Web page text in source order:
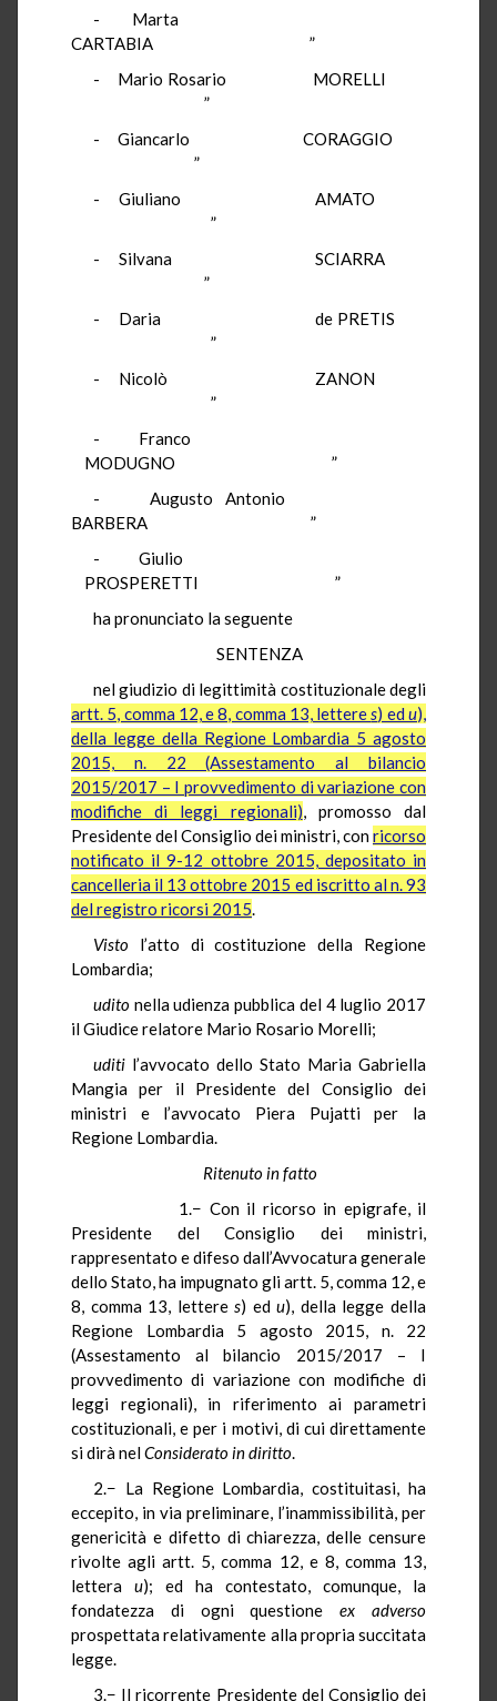
- Marta
CARTABIA ”
- Mario Rosario MORELLI
”
- Giancarlo CORAGGIO
”
- Giuliano AMATO
”
- Silvana SCIARRA
”
- Daria de PRETIS
”
- Nicolò ZANON
”
- Franco
MODUGNO ”
- Augusto Antonio
BARBERA ”
- Giulio
PROSPERETTI ”
ha pronunciato la seguente
SENTENZA
nel giudizio di legittimità costituzionale degli
artt. 5, comma 12, e 8, comma 13, letteres) edu),
della legge della Regione Lombardia 5 agosto
2015, n. 22 (Assestamento al bilancio
2015/2017 – I provvedimento di variazione con
modifiche di leggi regionali), promosso dal
Presidente del Consiglio dei ministri, conricorso
notificato il 9-12 ottobre 2015, depositato in
cancelleria il 13 ottobre 2015 ed iscritto al n. 93
del registro ricorsi 2015.
Visto l’atto di costituzione della Regione
Lombardia;
udito nella udienza pubblica del 4 luglio 2017
il Giudice relatore Mario Rosario Morelli;
uditi l’avvocato dello Stato Maria Gabriella
Mangia per il Presidente del Consiglio dei
ministri e l’avvocato Piera Pujatti per la
Regione Lombardia.
Ritenuto in fatto
1.− Con il ricorso in epigrafe, il
Presidente del Consiglio dei ministri,
rappresentato e difeso dall’Avvocatura generale
dello Stato, ha impugnato gli artt. 5, comma 12, e
8, comma 13, letteres) edu), della legge della
Regione Lombardia 5 agosto 2015, n. 22
(Assestamento al bilancio 2015/2017 – I
provvedimento di variazione con modifiche di
leggi regionali), in riferimento ai parametri
costituzionali, e per i motivi, di cui direttamente
si dirà nelConsiderato in diritto.
2.− La Regione Lombardia, costituitasi, ha
eccepito, in via preliminare, l’inammissibilità, per
genericità e difetto di chiarezza, delle censure
rivolte agli artt. 5, comma 12, e 8, comma 13,
lettera u); ed ha contestato, comunque, la
fondatezza di ogni questioneex adverso
prospettata relativamente alla propria succitata
legge.
3.− Il ricorrente Presidente del Consiglio dei